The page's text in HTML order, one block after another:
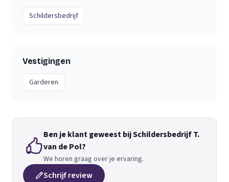
Schildersbedrijf
Vestigingen
Garderen
Ben je klant geweest bij Schildersbedrijf T.
van de Pol?
We horen graag over je ervaring.
Schrijf review